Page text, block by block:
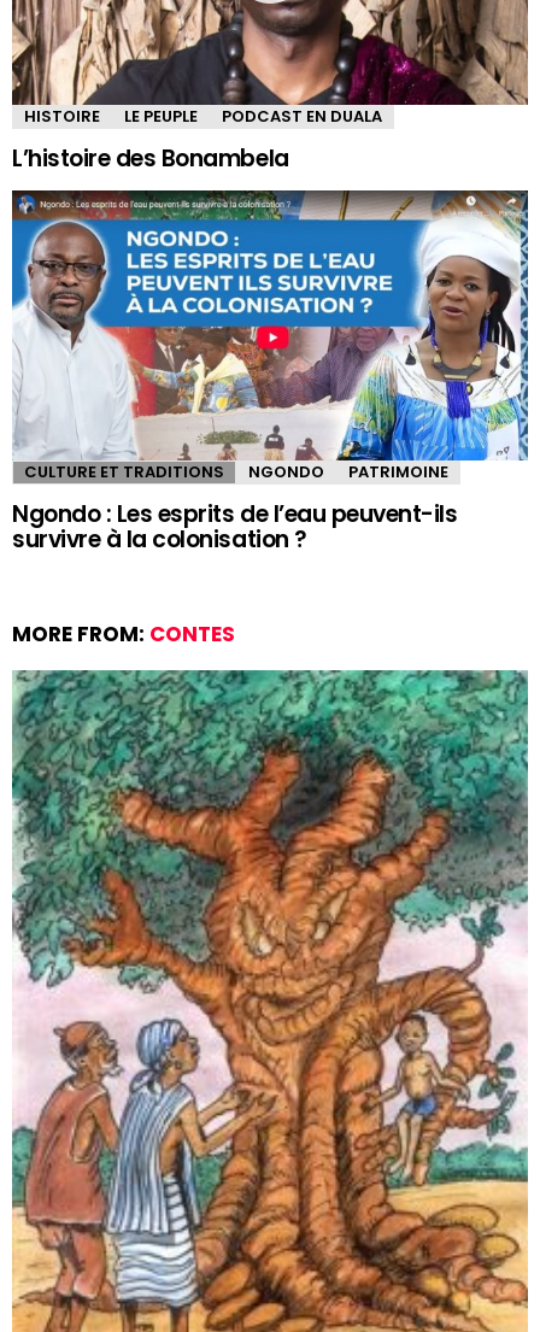
HISTOIRE LE PEUPLE PODCAST EN DUALA
L’histoire des Bonambela
CULTURE ET TRADITIONS NGONDO PATRIMOINE
Ngondo : Les esprits de l’eau peuvent-ils
survivre à la colonisation ?
MORE FROM: CONTES